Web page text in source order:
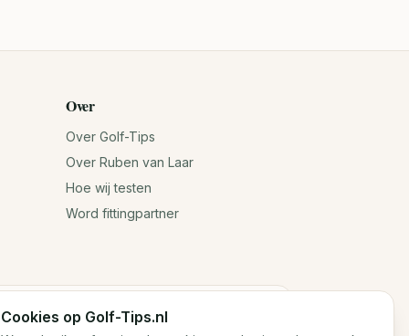
Over
Over Golf-Tips
Over Ruben van Laar
Hoe wij testen
Word fittingpartner
antwoorden. Voor exacte specificaties
Cookies op Golf-Tips.nl